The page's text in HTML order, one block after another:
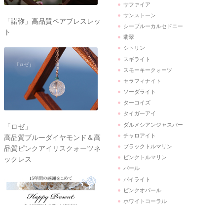
「諾弥」高品質ペアブレスレッ
ト
「ロゼ」
高品質ブルーダイヤモンド＆高
品質ピンクアイリスクォーツネ
ックレス
サファイア
サンストーン
シーブルーカルセドニー
翡翠
シトリン
スギライト
スモーキークォーツ
セラフィナイト
ソーダライト
ターコイズ
タイガーアイ
ダルメシアンジャスパー
チャロアイト
ブラックトルマリン
ピンクトルマリン
パール
パイライト
ピンクオパール
ホワイトコーラル